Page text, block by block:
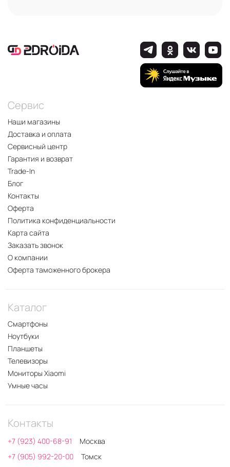
Сервис
Наши магазины
Доставка и оплата
Сервисный центр
Гарантия и возврат
Trade-In
Блог
Контакты
Оферта
Политика конфиденциальности
Карта сайта
Заказать звонок
О компании
Оферта таможенного брокера
Каталог
Смартфоны
Ноутбуки
Планшеты
Телевизоры
Мониторы Xiaomi
Умные часы
Контакты
+7 (923) 400-68-91
Москва
+7 (905) 992-20-00
Томск